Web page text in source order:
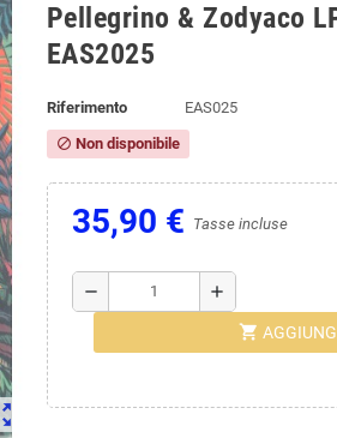
Pellegrino & Zodyaco
EAS2025
Riferimento EAS025
block Non disponibile
35,90 € Tasse incluse
remove add
shopping_cart